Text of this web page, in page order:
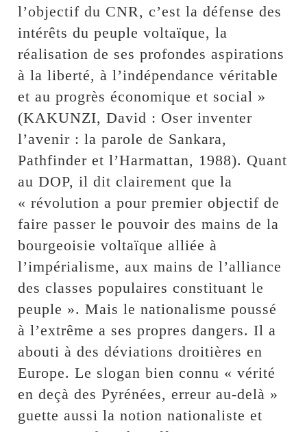
l’objectif du CNR, c’est la défense des
intérêts du peuple voltaïque, la
réalisation de ses profondes aspirations
à la liberté, à l’indépendance véritable
et au progrès économique et social »
(KAKUNZI, David : Oser inventer
l’avenir : la parole de Sankara,
Pathfinder et l’Harmattan, 1988). Quant
au DOP, il dit clairement que la
« révolution a pour premier objectif de
faire passer le pouvoir des mains de la
bourgeoisie voltaïque alliée à
l’impérialisme, aux mains de l’alliance
des classes populaires constituant le
peuple ». Mais le nationalisme poussé
à l’extrême a ses propres dangers. Il a
abouti à des déviations droitières en
Europe. Le slogan bien connu « vérité
en deçà des Pyrénées, erreur au-delà »
guette aussi la notion nationaliste et